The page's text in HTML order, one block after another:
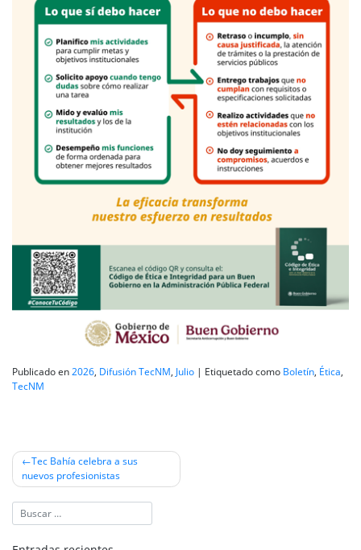
Publicado en2026, Difusión TecNM, Julio | Etiquetado como Boletín, Ética,
TecNM
Navegación
de
entradas
Tec Bahía celebra a sus
nuevos profesionistas